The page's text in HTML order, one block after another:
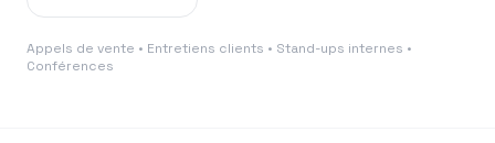
Appels de vente • Entretiens clients • Stand-ups internes •
Conférences